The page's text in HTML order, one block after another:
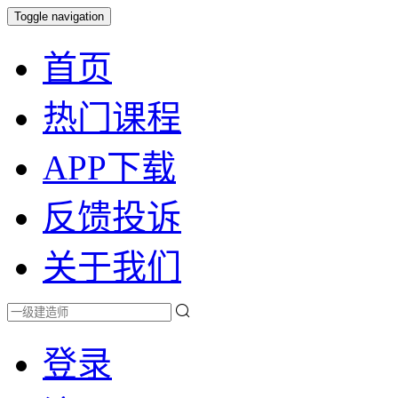
Toggle navigation
首页
热门课程
APP下载
反馈投诉
关于我们
登录